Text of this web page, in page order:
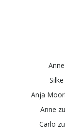
Anne
Silke
Anja
Anne zu
Carlo zu